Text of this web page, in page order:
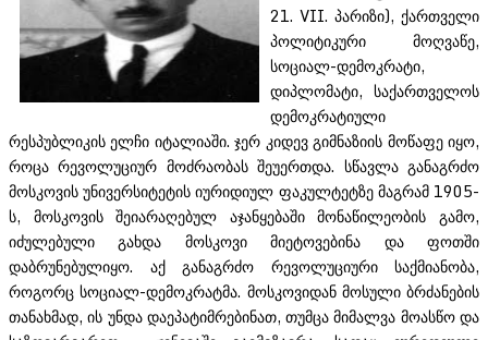
21. VII. პარიზი), ქართველი
პოლიტიკური მოღვაწე,
სოციალ-დემოკრატი,
დიპლომატი, საქართველოს
დემოკრატიული
რესპუბლიკის ელჩი იტალიაში. ჯერ კიდევ გიმნაზიის მოწაფე იყო,
როცა რევოლუციურ მოძრაობას შეუერთდა. სწავლა განაგრძო
მოსკოვის უნივერსიტეტის იურიდიულ ფაკულტეტზე მაგრამ 1905-
ს, მოსკოვის შეიარაღებულ აჯანყებაში მონაწილეობის გამო,
იძულებული გახდა მოსკოვი მიეტოვებინა და ფოთში
დაბრუნებულიყო. აქ განაგრძო რევოლუციური საქმიანობა,
როგორც სოციალ-დემოკრატმა. მოსკოვიდან მოსული ბრძანების
თანახმად, ის უნდა დაეპატიმრებინათ, თუმცა მიმალვა მოასწო და